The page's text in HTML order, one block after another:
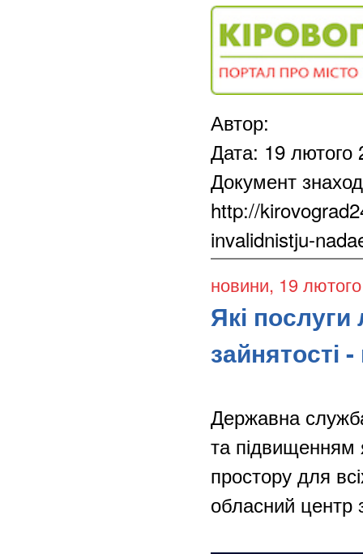
Автор:
Дата: 19 лютого
Документ
http://
invalidnistju-
новини, 19
Які
зайнятості
Державна
та підвищенням
простору для
обласний центр